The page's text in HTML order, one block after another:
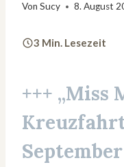
Von Sucy 8. August
3 Min. Lesezeit
+++ „Miss